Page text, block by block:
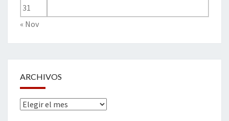
31
« Nov
ARCHIVOS
Archivos